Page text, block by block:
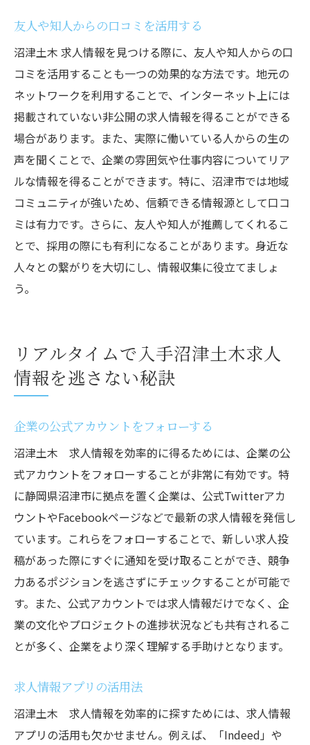
友人や知人からの口コミを活用する
沼津土木 求人情報を見つける際に、友人や知人からの口
コミを活用することも一つの効果的な方法です。地元の
ネットワークを利用することで、インターネット上には
掲載されていない非公開の求人情報を得ることができる
場合があります。また、実際に働いている人からの生の
声を聞くことで、企業の雰囲気や仕事内容についてリア
ルな情報を得ることができます。特に、沼津市では地域
コミュニティが強いため、信頼できる情報源として口コ
ミは有力です。さらに、友人や知人が推薦してくれるこ
とで、採用の際にも有利になることがあります。身近な
人々との繋がりを大切にし、情報収集に役立てましょ
う。
リアルタイムで入手沼津土木求人
情報を逃さない秘訣
企業の公式アカウントをフォローする
沼津土木 求人情報を効率的に得るためには、企業の公
式アカウントをフォローすることが非常に有効です。特
に静岡県沼津市に拠点を置く企業は、公式Twitterアカ
ウントやFacebookページなどで最新の求人情報を発信し
ています。これらをフォローすることで、新しい求人投
稿があった際にすぐに通知を受け取ることができ、競争
力あるポジションを逃さずにチェックすることが可能で
す。また、公式アカウントでは求人情報だけでなく、企
業の文化やプロジェクトの進捗状況なども共有されるこ
とが多く、企業をより深く理解する手助けとなります。
求人情報アプリの活用法
沼津土木 求人情報を効率的に探すためには、求人情報
アプリの活用も欠かせません。例えば、「Indeed」や